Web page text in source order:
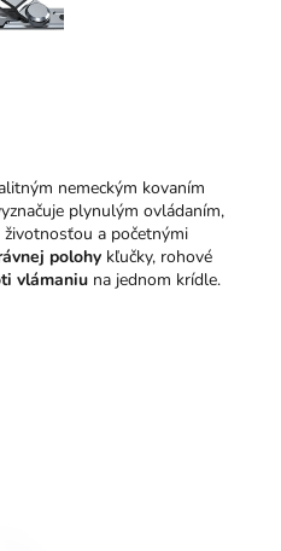
nemeckým kovaním
plynulým ovládaním,
a početnými
polohy kľučky, rohové
vlámaniu na jednom krídle.